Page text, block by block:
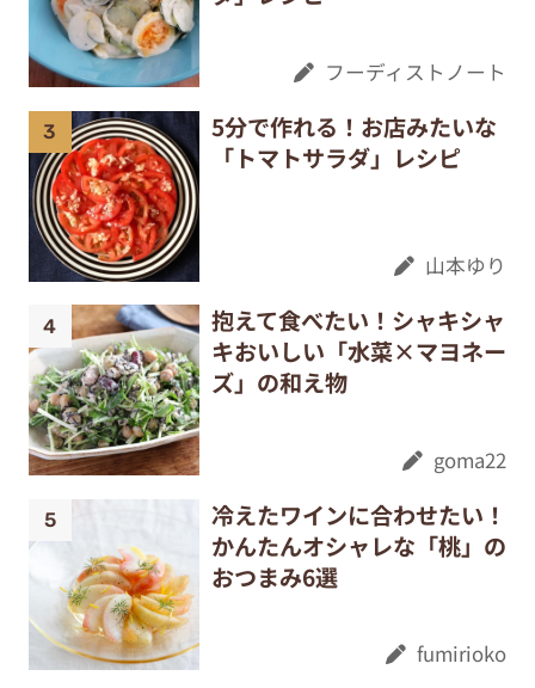
フーディストノート
5分で作れる！お店みたいな
「トマトサラダ」レシピ
山本ゆり
抱えて食べたい！シャキシャ
キおいしい「水菜×マヨネー
ズ」の和え物
goma22
冷えたワインに合わせたい！
かんたんオシャレな「桃」の
おつまみ6選
fumirioko